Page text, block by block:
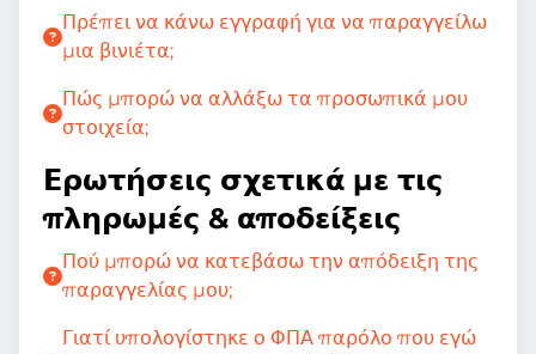
Πρέπει να κάνω εγγραφή για να παραγγείλω
μια βινιέτα;
Πώς μπορώ να αλλάξω τα προσωπικά μου
στοιχεία;
Ερωτήσεις σχετικά με τις
πληρωμές & αποδείξεις
Πού μπορώ να κατεβάσω την απόδειξη της
παραγγελίας μου;
Γιατί υπολογίστηκε ο ΦΠΑ παρόλο που εγώ